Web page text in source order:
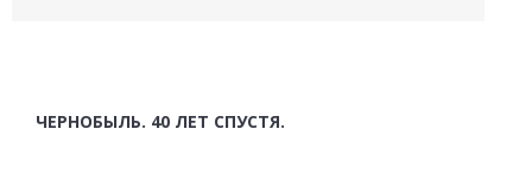
ЧЕРНОБЫЛЬ. 40 ЛЕТ СПУСТЯ.